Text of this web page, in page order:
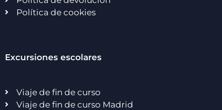
Política de cookies
Excursiones escolares
Viaje de fin de curso
Viaje de fin de curso Madrid